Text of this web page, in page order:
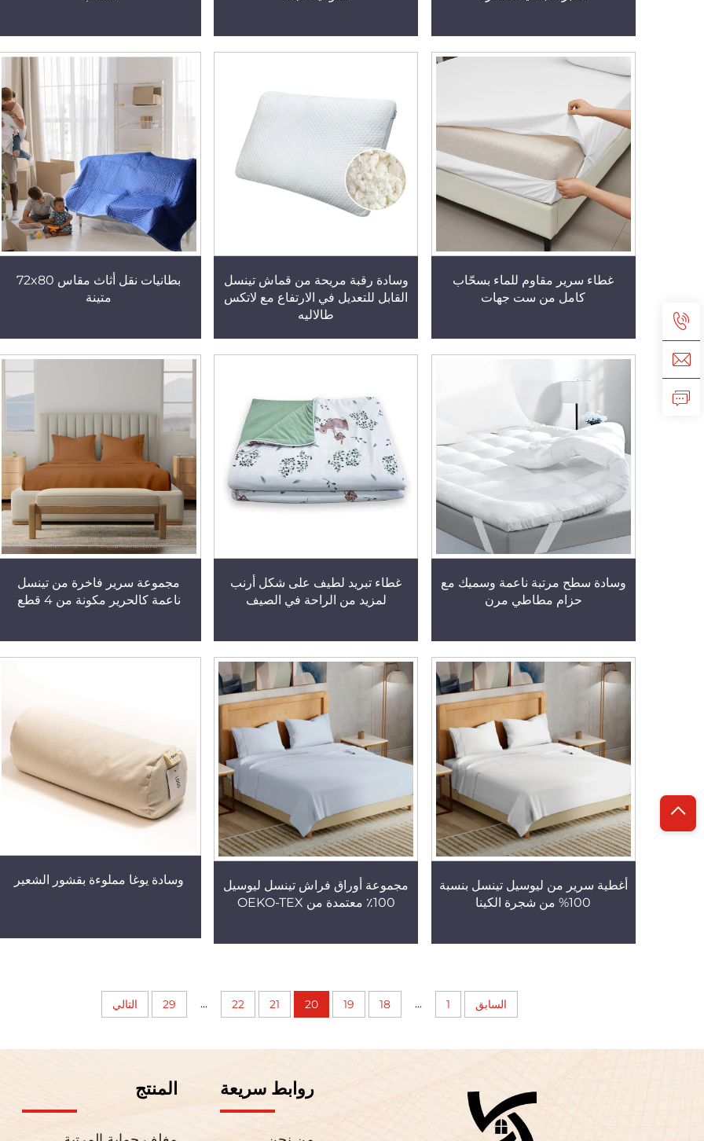
غطاء سرير مقاوم للماء بسحّاب
كامل من ست جهات
وسادة رقبة مريحة من قماش تينسل
القابل للتعديل في الارتفاع مع لاتكس
طالاليه
بطانيات نقل أثاث مقاس 72x80
متينة
وسادة سطح مرتبة ناعمة وسميك مع
حزام مطاطي مرن
غطاء تبريد لطيف على شكل أرنب
لمزيد من الراحة في الصيف
مجموعة سرير فاخرة من تينسل
ناعمة كالحرير مكونة من 4 قطع
أغطية سرير من ليوسيل تينسل بنسبة
100% من شجرة الكينا
مجموعة أوراق فراش تينسل ليوسيل
100٪ معتمدة من OEKO-TEX
وسادة يوغا مملوءة بقشور الشعير
السابق 1
...
18
19
20
21
22
...
29 التالي
روابط سريعة المنتج